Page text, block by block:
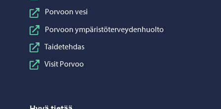
Porvoon vesi
Porvoon ympäristöterveydenhuolto
Taidetehdas
Visit Porvoo